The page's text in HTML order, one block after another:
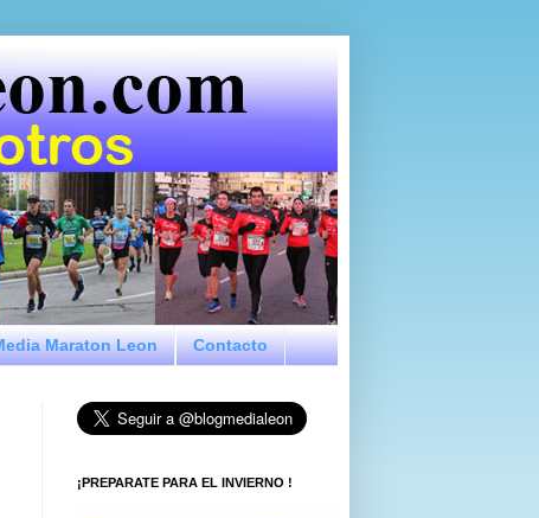
Maraton Leon Contacto
¡PREPARATE PARA EL INVIERNO !